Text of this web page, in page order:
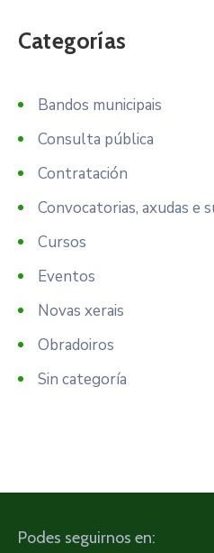
Categorías
Bandos municipais
Consulta pública
Contratación
Convocatorias, axudas e
Cursos
Eventos
Novas xerais
Obradoiros
Sin categoría
Podes seguirnos en: